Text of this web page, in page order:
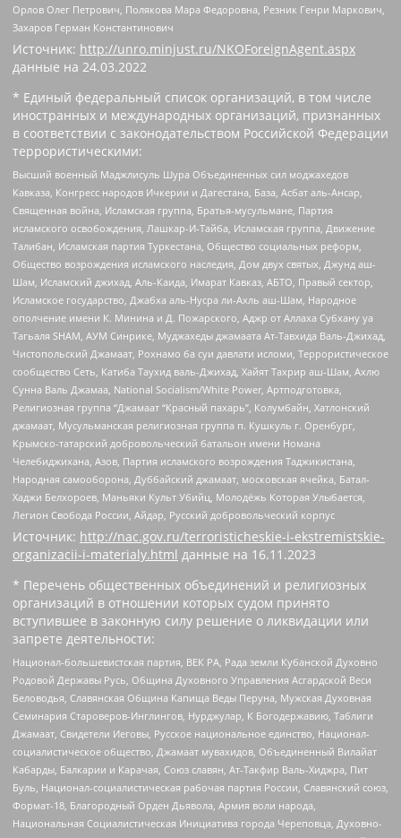
Орлов Олег Петрович, Полякова Мара Федоровна, Резник Генри Маркович,
Захаров Герман Константинович
Источник: http://unro.minjust.ru/NKOForeignAgent.aspx
данные на 24.03.2022
* Единый федеральный список организаций, в том числе
иностранных и международных организаций, признанных
в соответствии с законодательством Российской Федерации
террористическими:
Высший военный Маджлисуль Шура Объединенных сил моджахедов
Кавказа, Конгресс народов Ичкерии и Дагестана, База, Асбат аль-Ансар,
Священная война, Исламская группа, Братья-мусульмане, Партия
исламского освобождения, Лашкар-И-Тайба, Исламская группа, Движение
Талибан, Исламская партия Туркестана, Общество социальных реформ,
Общество возрождения исламского наследия, Дом двух святых, Джунд аш-
Шам, Исламский джихад, Аль-Каида, Имарат Кавказ, АБТО, Правый сектор,
Исламское государство, Джабха аль-Нусра ли-Ахль аш-Шам, Народное
ополчение имени К. Минина и Д. Пожарского, Аджр от Аллаха Субхану уа
Тагьаля SHAM, АУМ Синрике, Муджахеды джамаата Ат-Тавхида Валь-Джихад,
Чистопольский Джамаат, Рохнамо ба суи давлати исломи, Террористическое
сообщество Сеть, Катиба Таухид валь-Джихад, Хайят Тахрир аш-Шам, Ахлю
Сунна Валь Джамаа, National Socialism/White Power, Артподготовка,
Религиозная группа “Джамаат “Красный пахарь”, Колумбайн, Хатлонский
джамаат, Мусульманская религиозная группа п. Кушкуль г. Оренбург,
Крымско-татарский добровольческий батальон имени Номана
Челебиджихана, Азов, Партия исламского возрождения Таджикистана,
Народная самооборона, Дуббайский джамаат, московская ячейка, Батал-
Хаджи Белхороев, Маньяки Культ Убийц, Молодёжь Которая Улыбается,
Легион Свобода России, Айдар, Русский добровольческий корпус
Источник: http://nac.gov.ru/terroristicheskie-i-ekstremistskie-
organizacii-i-materialy.html данные на 16.11.2023
* Перечень общественных объединений и религиозных
организаций в отношении которых судом принято
вступившее в законную силу решение о ликвидации или
запрете деятельности:
Национал-большевистская партия, ВЕК РА, Рада земли Кубанской Духовно
Родовой Державы Русь, Община Духовного Управления Асгардской Веси
Беловодья, Славянская Община Капища Веды Перуна, Мужская Духовная
Семинария Староверов-Инглингов, Нурджулар, К Богодержавию, Таблиги
Джамаат, Свидетели Иеговы, Русское национальное единство, Национал-
социалистическое общество, Джамаат мувахидов, Объединенный Вилайат
Кабарды, Балкарии и Карачая, Союз славян, Ат-Такфир Валь-Хиджра, Пит
Буль, Национал-социалистическая рабочая партия России, Славянский союз,
Формат-18, Благородный Орден Дьявола, Армия воли народа,
Национальная Социалистическая Инициатива города Череповца, Духовно-